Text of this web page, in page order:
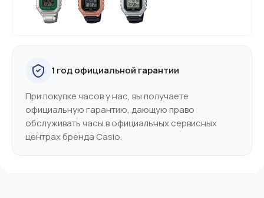
1 год официальной гарантии
При покупке часов у нас, вы получаете
официальную гарантию, дающую право
обслуживать часы в официальных сервисных
центрах бренда Casio.